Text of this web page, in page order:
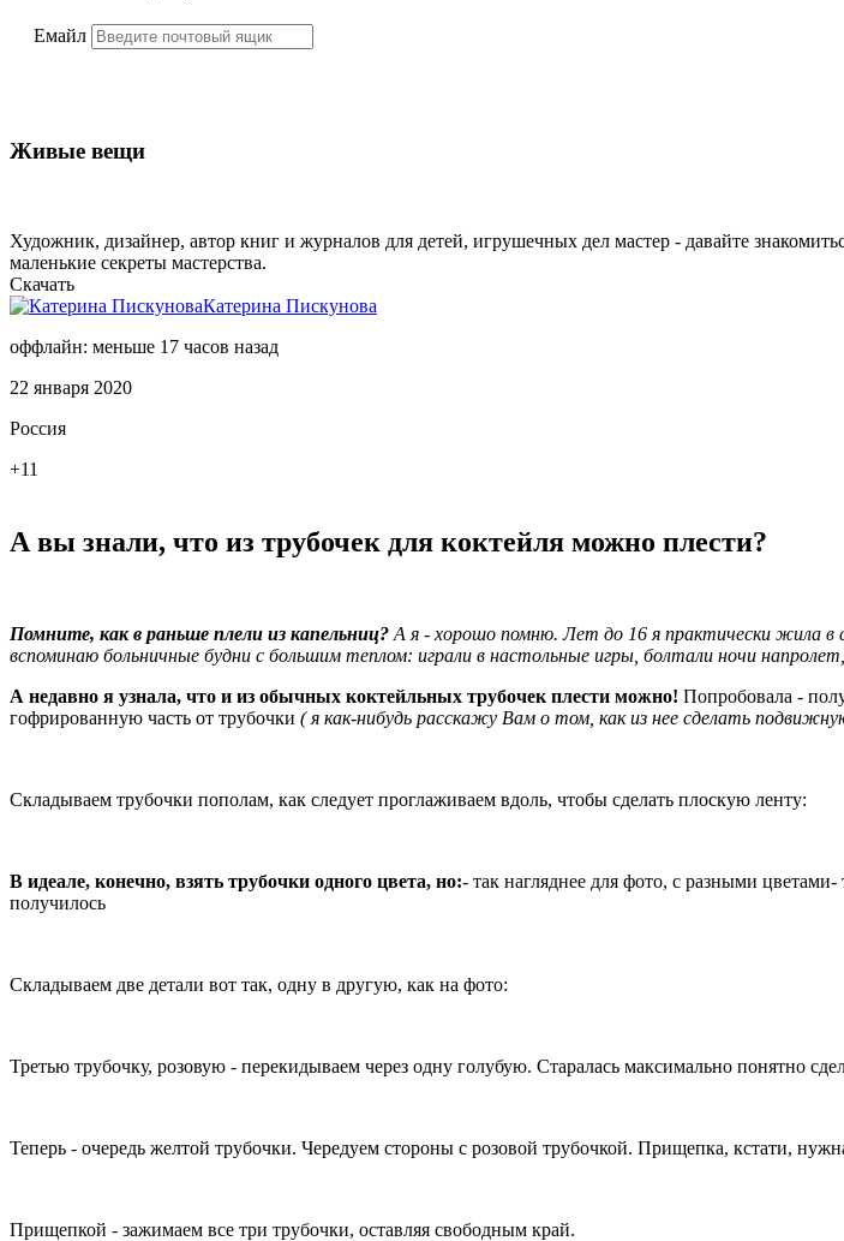
Емайл
Живые вещи
Художник, дизайнер, автор книг и журналов для детей, игрушечных дел мастер - давайте
маленькие секреты мастерства.
Скачать
Катерина Пискунова
оффлайн: меньше 17 часов назад
22 января 2020
Россия
+11
А вы знали, что из трубочек для коктейля можно плести?
Помните, как в раньше плели из капельниц? А я - хорошо помню. Лет до 16 я практически жила в
вспоминаю больничные будни с большим теплом: играли в настольные игры, болтали ночи
А недавно я узнала, что и из обычных коктейльных трубочек плести можно! Попробовала -
гофрированную часть от трубочки ( я как-нибудь расскажу Вам о том, как из нее сделать
Складываем трубочки пополам, как следует проглаживаем вдоль, чтобы сделать плоскую ленту:
В идеале, конечно, взять трубочки одного цвета, но:- так нагляднее для фото, с разными
получилось
Складываем две детали вот так, одну в другую, как на фото:
Третью трубочку, розовую - перекидываем через одну голубую. Старалась максимально понятно
Теперь - очередь желтой трубочки. Чередуем стороны с розовой трубочкой. Прищепка, кстати,
Прищепкой - зажимаем все три трубочки, оставляя свободным край.